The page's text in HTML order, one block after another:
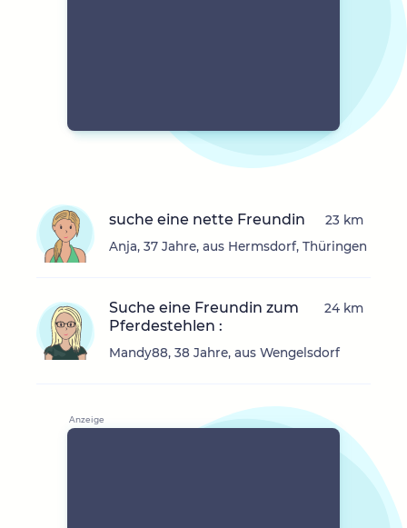
suche eine nette Freundin
Anja, 37 Jahre, aus Hermsdorf, Thüringen
23 km
Suche eine Freundin zum
Pferdestehlen :
Mandy88, 38 Jahre, aus Wengelsdorf
24 km